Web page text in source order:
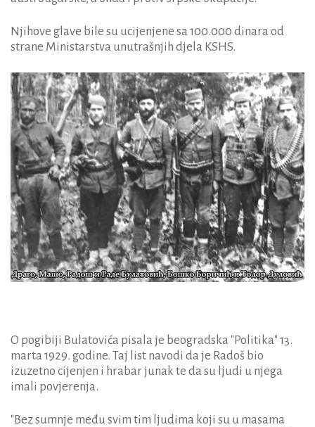
Njihove glave bile su ucijenjene sa 100.000 dinara od
strane Ministarstva unutrašnjih djela KSHS.
O pogibiji Bulatovića pisala je beogradska "Politika" 13.
marta 1929. godine. Taj list navodi da je Radoš bio
izuzetno cijenjen i hrabar junak te da su ljudi u njega
imali povjerenja.
"Bez sumnje među svim tim ljudima koji su u masama